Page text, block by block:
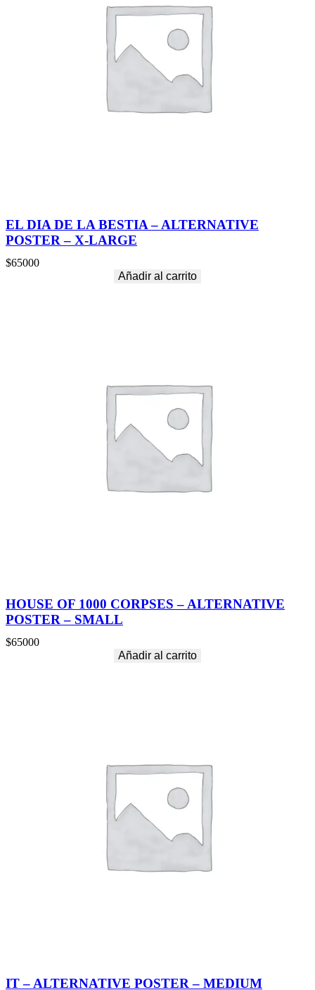
EL DIA DE LA BESTIA – ALTERNATIVE
POSTER – X-LARGE
$65000
Añadir al carrito
HOUSE OF 1000 CORPSES – ALTERNATIVE
POSTER – SMALL
$65000
Añadir al carrito
IT – ALTERNATIVE POSTER – MEDIUM